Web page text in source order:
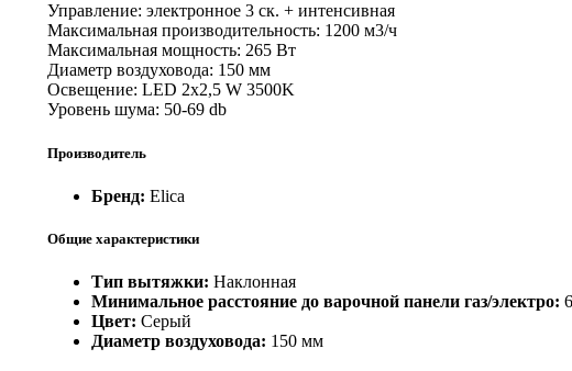
Управление: электронное 3 ск. + интенсивная
Максимальная производительность: 1200 м3/ч
Максимальная мощность: 265 Вт
Диаметр воздуховода: 150 мм
Освещение: LED 2x2,5 W 3500K
Уровень шума: 50-69 db
Производитель
Бренд: Elica
Общие характеристики
Тип вытяжки: Наклонная
Минимальное расстояние до варочной панели газ/электро:
Цвет: Серый
Диаметр воздуховода: 150 мм